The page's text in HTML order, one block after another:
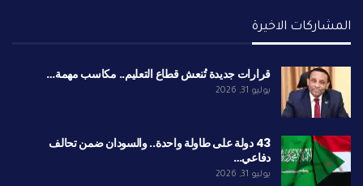
المشاركات الاخيرة
قرارات جديدة تُنعش قطاع التعليم.. مكاسب مهمة…
يوليو 31, 2026
43 دولة على طاولة واحدة.. والسودان ضمن تحالف
دفاعي…
يوليو 31, 2026